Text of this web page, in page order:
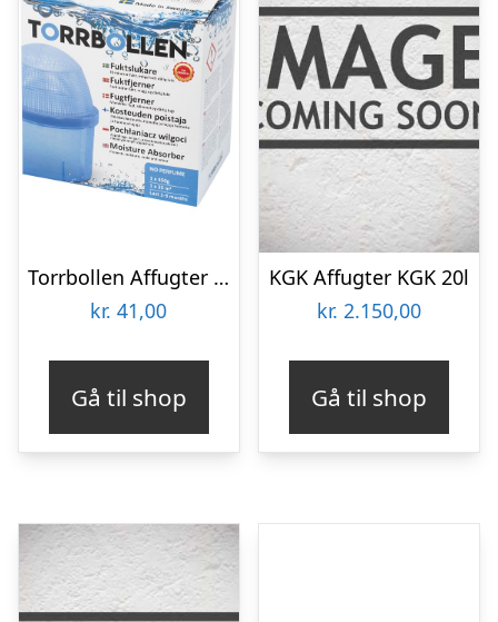
Torrbollen Affugter 450g
kr. 41,00
Gå til shop
KGK Affugter KGK 20l
kr. 2.150,00
Gå til shop